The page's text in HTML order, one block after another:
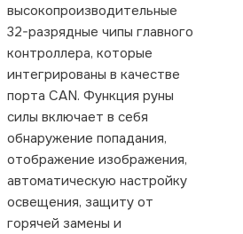
высокопроизводительные
32-разрядные чипы главного
контроллера, которые
интегрированы в качестве
порта CAN. Функция руны
силы включает в себя
обнаружение попадания,
отображение изображения,
автоматическую настройку
освещения, защиту от
горячей замены и